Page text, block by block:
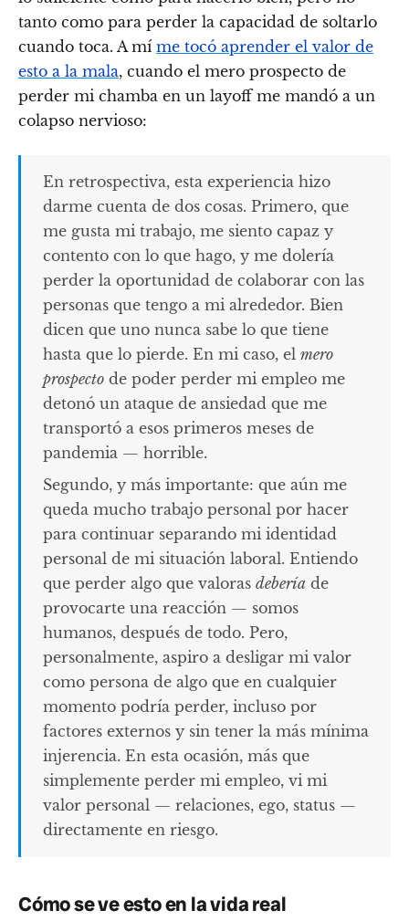
tanto como para perder la capacidad de soltarlo
cuando toca. A mí me tocó aprender el valor de
esto a la mala, cuando el mero prospecto de
perder mi chamba en un layoff me mandó a un
colapso nervioso:
En retrospectiva, esta experiencia hizo
darme cuenta de dos cosas. Primero, que
me gusta mi trabajo, me siento capaz y
contento con lo que hago, y me dolería
perder la oportunidad de colaborar con las
personas que tengo a mi alrededor. Bien
dicen que uno nunca sabe lo que tiene
hasta que lo pierde. En mi caso, el mero
prospecto de poder perder mi empleo me
detonó un ataque de ansiedad que me
transportó a esos primeros meses de
pandemia — horrible.
Segundo, y más importante: que aún me
queda mucho trabajo personal por hacer
para continuar separando mi identidad
personal de mi situación laboral. Entiendo
que perder algo que valoras debería de
provocarte una reacción — somos
humanos, después de todo. Pero,
personalmente, aspiro a desligar mi valor
como persona de algo que en cualquier
momento podría perder, incluso por
factores externos y sin tener la más mínima
injerencia. En esta ocasión, más que
simplemente perder mi empleo, vi mi
valor personal — relaciones, ego, status —
directamente en riesgo.
Cómo se ve esto en la vida real